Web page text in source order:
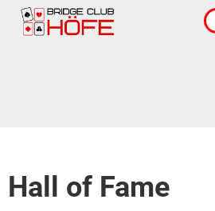
Hall of Fame